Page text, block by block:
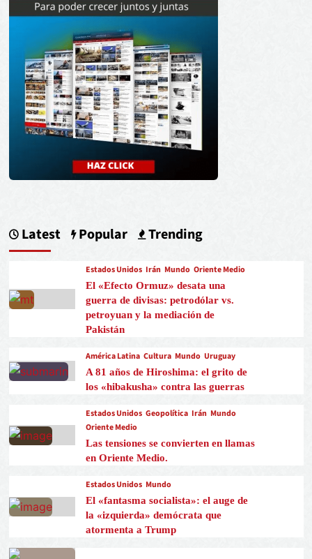
Latest Popular Trending
Estados Unidos Irán Mundo Oriente Medio
El «Efecto Ormuz» desata una
guerra de divisas: petrodólar vs.
petroyuan y la mediación de
Pakistán
América Latina Cultura Mundo Uruguay
A 81 años de Hiroshima: el grito de
los «hibakusha» contra las guerras
Estados Unidos Geopolítica Irán Mundo
Oriente Medio
Las tensiones se convierten en llamas
en Oriente Medio.
Estados Unidos Mundo
El «fantasma socialista»: el auge de
la «izquierda» demócrata que
atormenta a Trump